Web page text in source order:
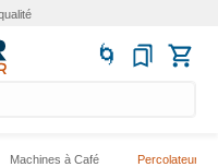
Machines à Café Percolateurs